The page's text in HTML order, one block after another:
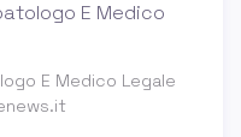
E Medico Legale